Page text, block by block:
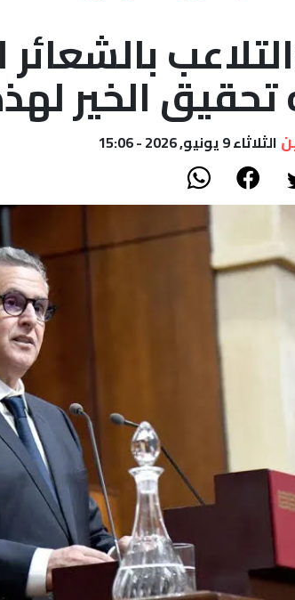
بالشعائر
الخير
الثلاثاء 9 يونيو, 2026 - 15:06